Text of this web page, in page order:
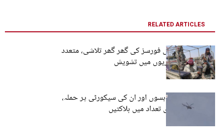
RELATED ARTICLES
نوشکی: پاکستانی فورسز کی گھر گھر تلاشی، متعدد
افراد گرفتار، شہریوں میں تشویش
مستونگ: فوجی بسوں اور ان کی سیکورٹی پر حملہ،
جھڑپوں میں بڑی تعداد میں ہلاکتیں